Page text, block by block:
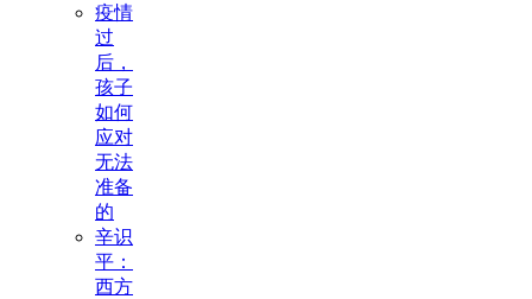
疫情
过
后，
孩子
如何
应对
无法
准备
的
辛识
平：
西方